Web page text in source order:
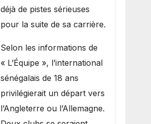
déjà de pistes sérieuses
pour la suite de sa carrière.
Selon les informations de
« L’Équipe », l’international
sénégalais de 18 ans
privilégierait un départ vers
l’Angleterre ou l’Allemagne.